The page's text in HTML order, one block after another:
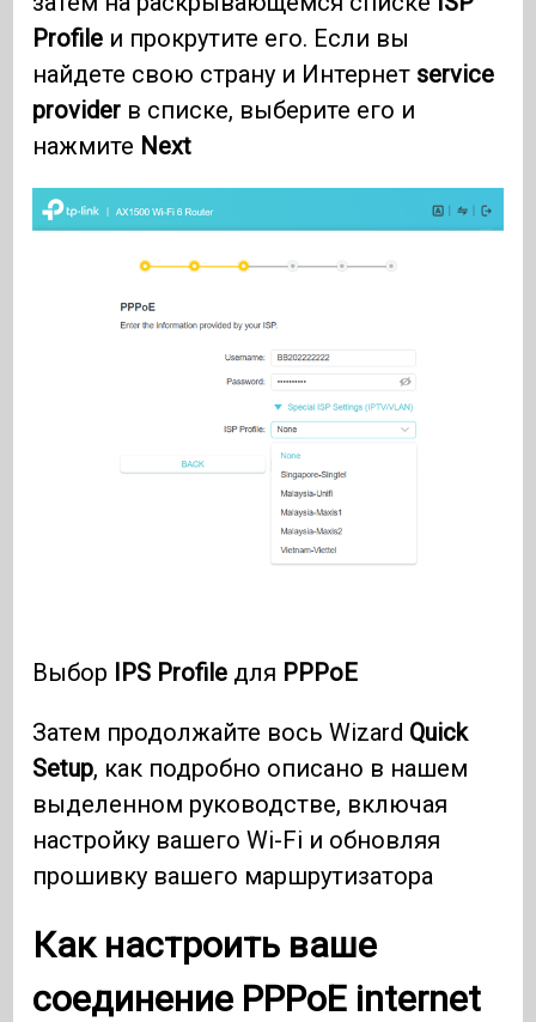
Profile и прокрутите его. Если вы
найдете свою страну и Интернет service
provider в списке, выберите его и
нажмите Next
Выбор IPS Profile для PPPoE
Затем продолжайте вось Wizard Quick
Setup, как подробно описано в нашем
выделенном руководстве, включая
настройку вашего Wi-Fi и обновляя
прошивку вашего маршрутизатора
Как настроить ваше
соединение PPPoE internet